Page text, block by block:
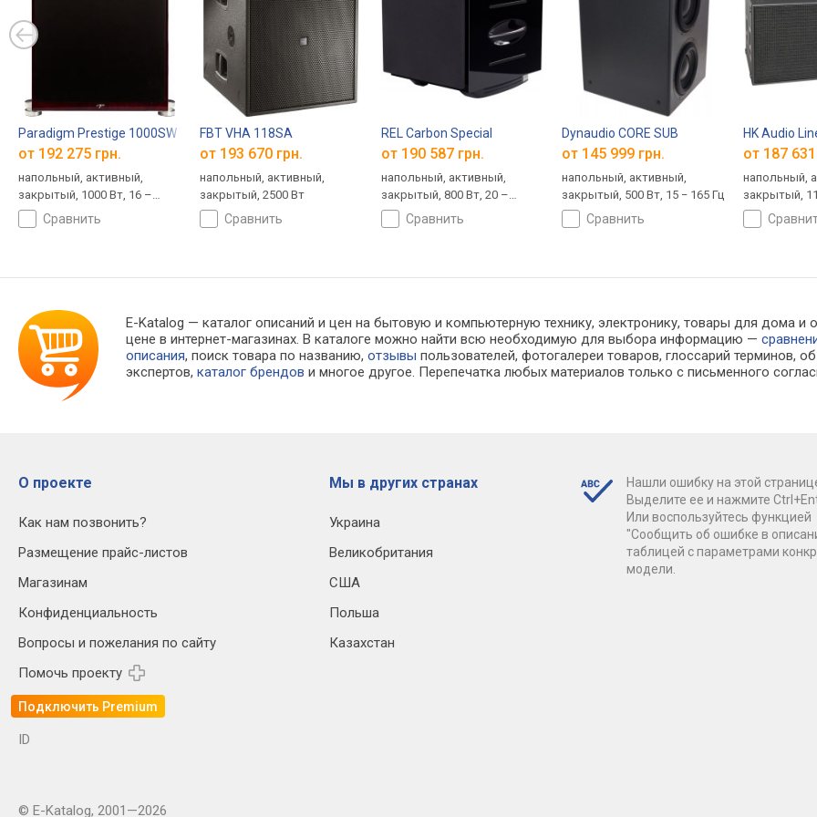
Paradigm Prestige 1000SW
от 192 275 грн.
напольный, активный,
закрытый, 1000 Вт, 16 –
150 Гцсравнить
FBT VHA 118SA
от 193 670 грн.
напольный, активный,
закрытый, 2500 Вт
сравнить
REL Carbon Special
от 190 587 грн.
напольный, активный,
закрытый, 800 Вт, 20 –
120 Гцсравнить
Dynaudio CORE SUB
от 145 999 грн.
напольный, активный,
закрытый, 500 Вт, 15 − 165 Гц
сравнить
HK Audio
от 187
напольный,
закрытый,
E-Katalog — каталог описаний и цен на бытовую и компьютерную технику, электронику, товары для дома
цене в интернет-магазинах. В каталоге можно найти всю необходимую для выбора информацию —
описания, поиск товара по названию,отзывы пользователей, фотогалереи товаров, глоссарий терминов,
экспертов,каталог брендов и многое другое. Перепечатка любых материалов только с письменного
О проекте
Как нам позвонить?
Размещение прайс-листов
Магазинам
Конфиденциальность
Вопросы и пожелания по сайту
Помочь проекту
Подключить Premium
Мы в других странах
Украина
Великобритания
США
Польша
Казахстан
Нашли ошибку на этой
Выделите ее и нажмите
Или воспользуйтесь функцией
"Сообщить об ошибке в
таблицей с параметрами
модели.
ID
© E-Katalog, 2001—2026